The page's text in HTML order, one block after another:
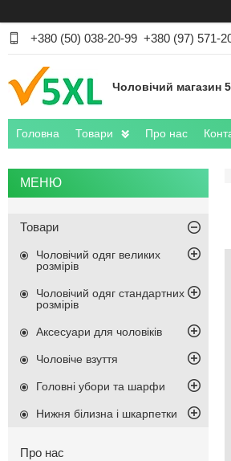
+380 (50) 038-20-99 +380 (97) 571-
Чоловічий магазин
Головна Товари Про нас
Товари
Чоловічий одяг великих
розмірів
Чоловічий одяг стандартних
розмірів
Аксесуари для чоловіків
Чоловіче взуття
Головні убори та шарфи
Нижня білизна і шкарпетки
Про нас